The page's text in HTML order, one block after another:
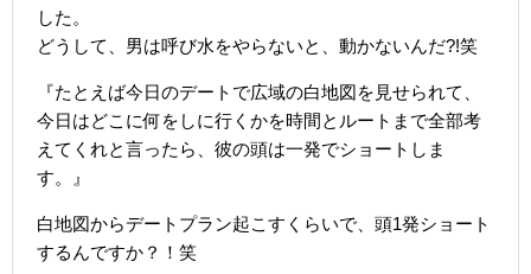
した。
どうして、男は呼び水をやらないと、動かないんだ?!笑
『たとえば今日のデートで広域の白地図を見せられて、
今日はどこに何をしに行くかを時間とルートまで全部考
えてくれと言ったら、彼の頭は一発でショートしま
す。』
白地図からデートプラン起こすくらいで、頭1発ショート
するんですか？！笑